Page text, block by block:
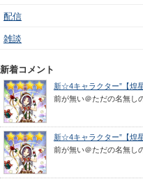
配信
雑談
新着コメント
新☆4キャラクター”【煌
前が無い＠ただの名無し
新☆4キャラクター”【煌
前が無い＠ただの名無し